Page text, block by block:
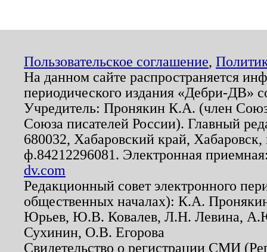
Пользовательское соглашение,
На данном сайте распространяется
периодического издания «Дебри-ДВ»
Учредитель: Пронякин К.А. (член
Союза писателей России). Главный
680032, Хабаровский край,
ф.84212296081. Электронная
dv.com
Редакционный совет электронного
общественных началах): К.А.
Юрьев, Ю.В. Ковалев, Л.Н. Левина,
Сухинин, О.В. Егорова
Свидетельство о регистрации СМИ